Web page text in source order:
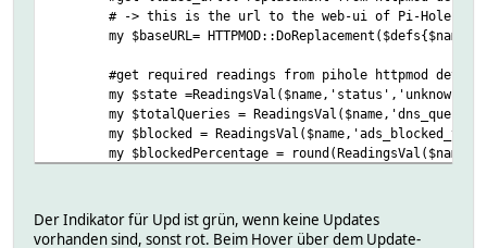
# -> this is the url to the web-ui of Pi-Hole
my $baseURL=
#get required readings from pihole httpmod device
my $state =ReadingsVal($name,'status','unknown');
my $totalQueries =
my $blocked =
my $blockedPercentage =
my $ver_info = 'CORE:
$ver_info.= "\nFTL:
Der Indikator für Upd ist grün, wenn keine Updates
vorhanden sind, sonst rot. Beim Hover über dem Update-